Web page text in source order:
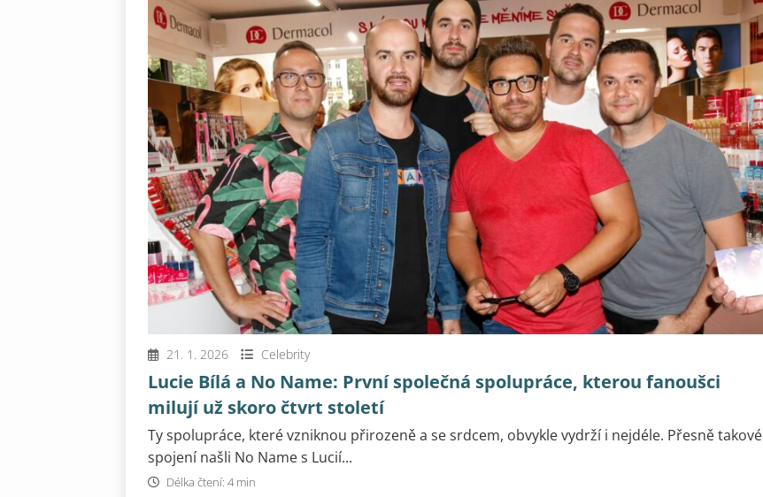
21. 1. 2026 Celebrity
Lucie Bílá a No Name: První společná spolupráce, kterou fanoušci
milují už skoro čtvrt století
Ty spolupráce, které vzniknou přirozeně a se srdcem, obvykle vydrží i nejdéle. Přesně takové
spojení našli No Name s Lucií...
Délka čtení: 4 min